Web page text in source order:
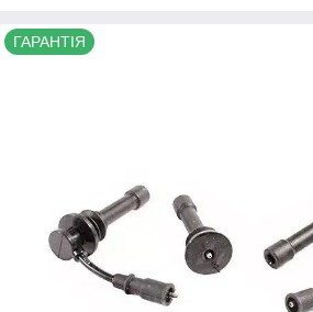
ГАРАНТІЯ